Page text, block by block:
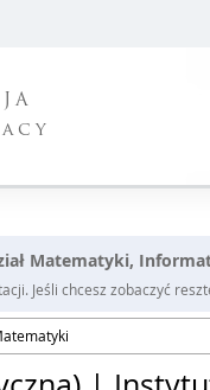
Matematyki,
Jeśli chcesz zobaczyć